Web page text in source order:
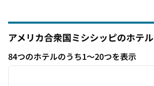
アメリカ合衆国ミシシッピのホテル
84つのホテルのうち1～20つを表示
84つのホテルを表示
1/12